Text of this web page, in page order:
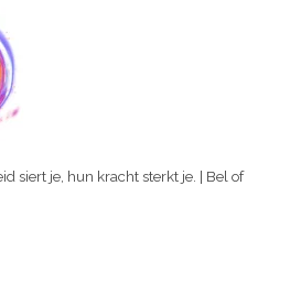
siert je, hun kracht sterkt je. | Bel of